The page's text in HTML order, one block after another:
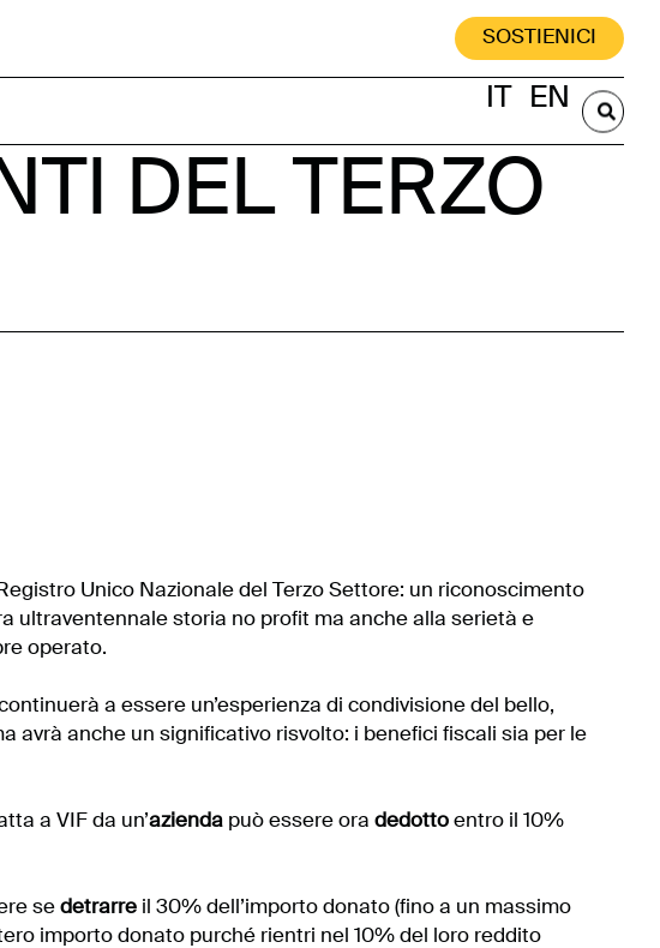
SOSTIENICI
EN
DEL TERZO
Unico Nazionale del Terzo Settore: un riconoscimento
ultraventennale storia no profit ma anche alla serietà e
operato.
a essere un’esperienza di condivisione del bello,
avrà anche un significativo risvolto: i benefici fiscali sia per le
a VIF da un’azienda può essere ora dedotto entro il 10%
se detrarre il 30% dell’importo donato (fino a un massimo
importo donato purché rientri nel 10% del loro reddito